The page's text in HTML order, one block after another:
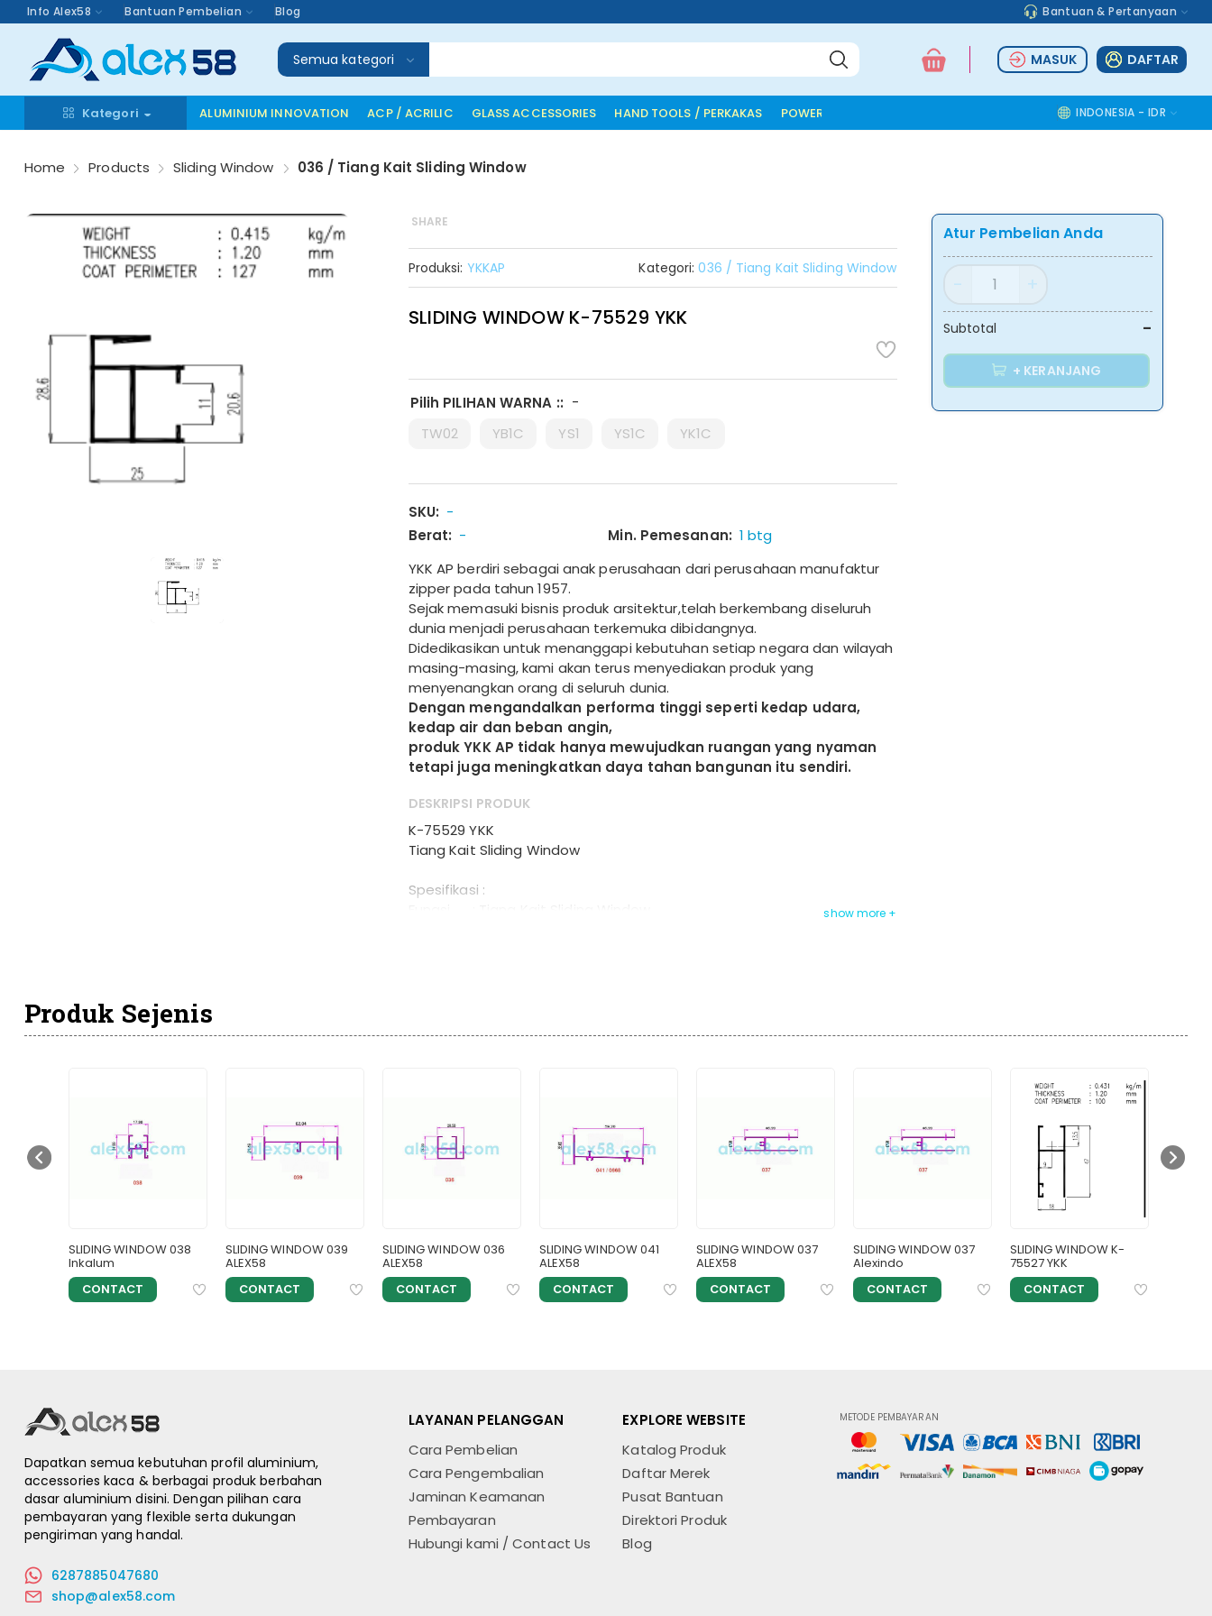
Info Alex58 Bantuan Pembelian Blog Bantuan & Pertanyaan
Semua kategori MASUK DAFTAR
Kategori ALUMINIUM INNOVATION ACP / ACRILIC GLASS ACCESSORIES HAND TOOLS / PERKAKAS POWER TOOLS SAFETY TOOLS
INDONESIA - IDR
Home Products Sliding Window 036 / Tiang Kait Sliding Window
SHARE
Produksi: YKKAP Kategori:036 / Tiang Kait Sliding Window
SLIDING WINDOW K-75529 YKK
Pilih PILIHAN WARNA :: -
TW02 YB1C YS1 YS1C YK1C
SKU: -
Berat: - Min. Pemesanan: 1 btg
YKK AP berdiri sebagai anak perusahaan dari perusahaan manufaktur
zipper pada tahun 1957.
Sejak memasuki bisnis produk arsitektur,telah berkembang diseluruh
dunia menjadi perusahaan terkemuka dibidangnya.
Didedikasikan untuk menanggapi kebutuhan setiap negara dan wilayah
masing-masing, kami akan terus menyediakan produk yang
menyenangkan orang di seluruh dunia.
Dengan mengandalkan performa tinggi seperti kedap udara,
kedap air dan beban angin,
produk YKK AP tidak hanya mewujudkan ruangan yang nyaman
tetapi juga meningkatkan daya tahan bangunan itu sendiri.
DESKRIPSI PRODUK
K-75529 YKK
Tiang Kait Sliding Window
Spesifikasi :
berprotect YKK jika volume mencukupi
- Untuk pertanyaan lebih lanjut silahkan hub : 087885047680 -
Atur Pembelian Anda
Subtotal -
+ KERANJANG
Produk Sejenis
SLIDING WINDOW 038
Inkalum
CONTACT
SLIDING WINDOW 039
ALEX58
CONTACT
SLIDING WINDOW 036
ALEX58
CONTACT
SLIDING WINDOW 041
ALEX58
CONTACT
SLIDING WINDOW 037
ALEX58
CONTACT
SLIDING WINDOW 037
Alexindo
CONTACT
SLIDING WINDOW K-
75527 YKK
CONTACT
Dapatkan semua kebutuhan profil aluminium,
accessories kaca & berbagai produk berbahan
dasar aluminium disini. Dengan pilihan cara
pembayaran yang flexible serta dukungan
pengiriman yang handal.
6287885047680
shop@alex58.com
LAYANAN PELANGGAN
Cara Pembelian
Cara Pengembalian
Jaminan Keamanan
Pembayaran
Hubungi kami / Contact Us
EXPLORE WEBSITE
Katalog Produk
Daftar Merek
Pusat Bantuan
Direktori Produk
Blog
METODE PEMBAYARAN